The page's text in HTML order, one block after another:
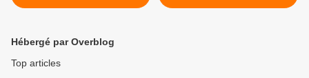
2017 >
Hébergé par Overblog
Top articles